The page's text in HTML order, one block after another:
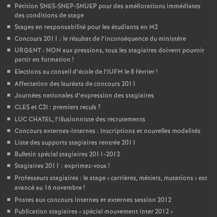
Pétition SNES-SNEP-SNUEP pour des améliorations immédiates
des conditions de stage
Stages en responsabilité pour les étudiants en M2
Concours 2011 : le résultat de l’inconséquence du ministère
URGENT : NON aux pressions, tous les stagiaires doivent pouvoir
partir en formation !
Elections au conseil d’école de l’IUFM le 8 février!
Affectation des lauréats de concours 2011
Journées nationales d’expression des stagiaires
CLES et C2I : premiers reculs ?
LUC CHATEL, l’illusionniste des recrutements
Concours externes-internes : Inscriptions et nouvelles modalités
Liste des supports stagiaires rentrée 2011
Bulletin spécial stagiaires 2011-2012
Stagiaires 2011 : exprimez-vous !
Professeurs stagiaires : le stage «carrières, métiers, mutations » est
avancé au 16 novembre!
Postes aux concours internes et externes session 2012
Publication stagiaires «spécial mouvement inter 2012»